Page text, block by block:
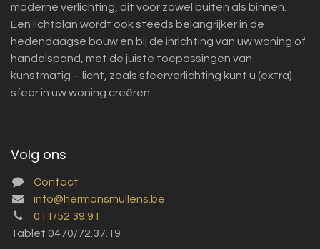
moderne verlichting, dit voor zowel buiten als binnen.
Een lichtplan wordt ook steeds belangrijker in de
hedendaagse bouw en bij de inrichting van uw woning of
handelspand, met de juiste toepassingen van
kunstmatig – licht, zoals sfeerverlichting kunt u (extra)
sfeer in uw woning creëren.
Volg ons
Contact
info@hermansmullens.be
011/52.39.91
Tablet 0470/72.37.19